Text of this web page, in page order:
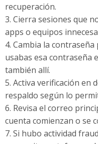
recuperación.
3. Cierra sesiones que
apps o equipos
4. Cambia la
usabas esa contraseña
también allí.
5. Activa verificación en
respaldo según lo
6. Revisa el correo
cuenta comienzan o se
7. Si hubo actividad